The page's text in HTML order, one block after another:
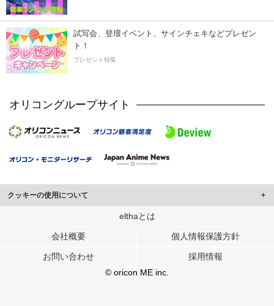
試写会、登壇イベント、サインチェキなどプレゼン
ト！
プレゼント特集
オリコングループサイト
クッキーの使用について
このサイトでは Cookie を使用して、ユーザーに合わせたコンテンツや広告の
行っています。
メディアや広告配信、データ解析の各パートナーに提供しています。
ユーザーが各パートナーのサービスを使用したときに収集した他の情報を組み
elthaとは
会社概要 個人情報保護方針
お問い合わせ
採用情報
© oricon ME inc.